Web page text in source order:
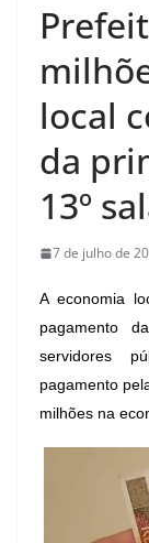
local
da
13º
7 de julho de
A economia
pagamento
servidores
pagamento
milhões na